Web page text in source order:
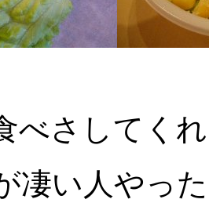
さしてく
凄い人やっ